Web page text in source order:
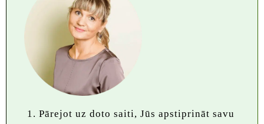
Pārejot uz doto saiti, Jūs apstiprināt savu